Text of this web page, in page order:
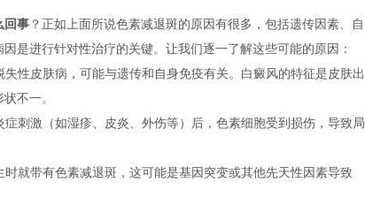
回事 ？正如上面所说色素减退斑的原因有很多，包括遗传因素、自
是进行针对性治疗的关键。让我们逐一了解这些可能的原因：
性皮肤病，可能与遗传和自身免疫有关。白癜风的特征是皮肤出
不一。
刺激（如湿疹、皮炎、外伤等）后，色素细胞受到损伤，导致局
就带有色素减退斑，这可能是基因突变或其他先天性因素导致